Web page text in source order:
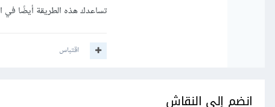
تساعدك هذه الطريقة أيضًا
اقتباس
انضم إلى النقاش